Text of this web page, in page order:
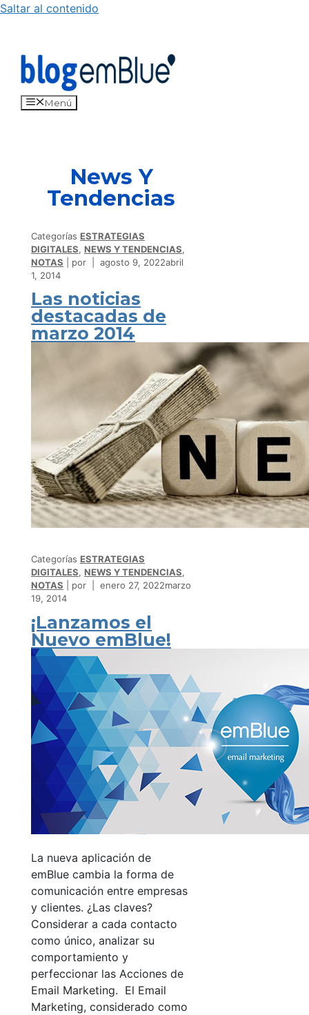
Saltar al contenido
Menú
News Y
Tendencias
Categorías ESTRATEGIAS
DIGITALES, NEWS Y TENDENCIAS,
NOTAS
por agosto 9, 2022abril
1, 2014
Las noticias
destacadas de
marzo 2014
Categorías ESTRATEGIAS
DIGITALES, NEWS Y TENDENCIAS,
NOTAS
por enero 27, 2022marzo
19, 2014
¡Lanzamos el
Nuevo emBlue!
La nueva aplicación de
emBlue cambia la forma de
comunicación entre empresas
y clientes. ¿Las claves?
Considerar a cada contacto
como único, analizar su
comportamiento y
perfeccionar las Acciones de
Email Marketing. El Email
Marketing, considerado como